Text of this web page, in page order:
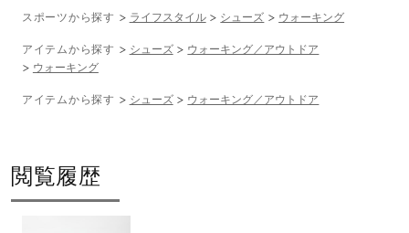
ル素材を使用。
2022年秋冬
スポーツから探す ライフスタイル シューズ ウォーキング
アイテムから探す シューズ
ウォーキング／アウトドア
ウォーキング
アイテムから探す シューズ ウォーキング／アウトドア
閲覧履歴